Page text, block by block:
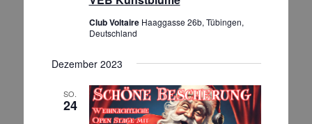
Club Voltaire Haaggasse 26b, Tübingen,
Deutschland
Dezember 2023
SO.
24